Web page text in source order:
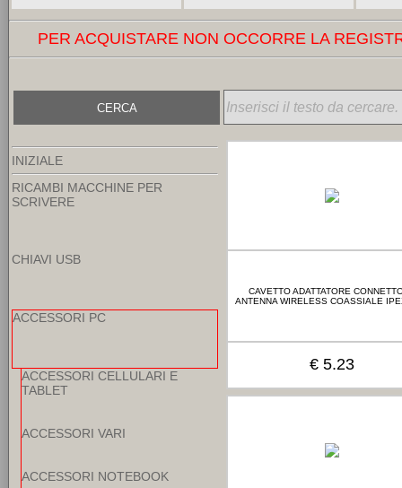
PER ACQUISTARE NON OCCORRE LA
INIZIALE
RICAMBI MACCHINE PER
SCRIVERE
CHIAVI USB
ACCESSORI PC
ACCESSORI CELLULARI E
TABLET
ACCESSORI VARI
ACCESSORI NOTEBOOK
CAVETTO ADATTATORE
ANTENNA WIRELESS COASSIALE
€ 5.23